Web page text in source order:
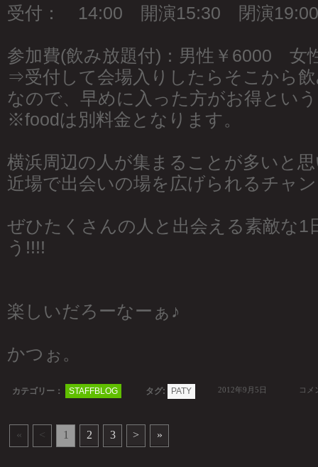
受付： 14:00 開演15:30 閉演19:00
参加費(飲み放題付)：男性￥6000 女
⇒受付して会場入りしたらそこから
なので、早めに入った方がお得とい
※foodは別料金となります。
横浜周辺の人が集まることが多いと
近場で出会いの場を広げられるチャ
ぜひたくさんの人と出会える素敵な1
う!!!!
楽しいだろーなーぁ♪
かつぉ。
カテゴリー： STAFFBLOG タグ: PATY 2012年9月5日 コメ
« < 1 2 3 > »